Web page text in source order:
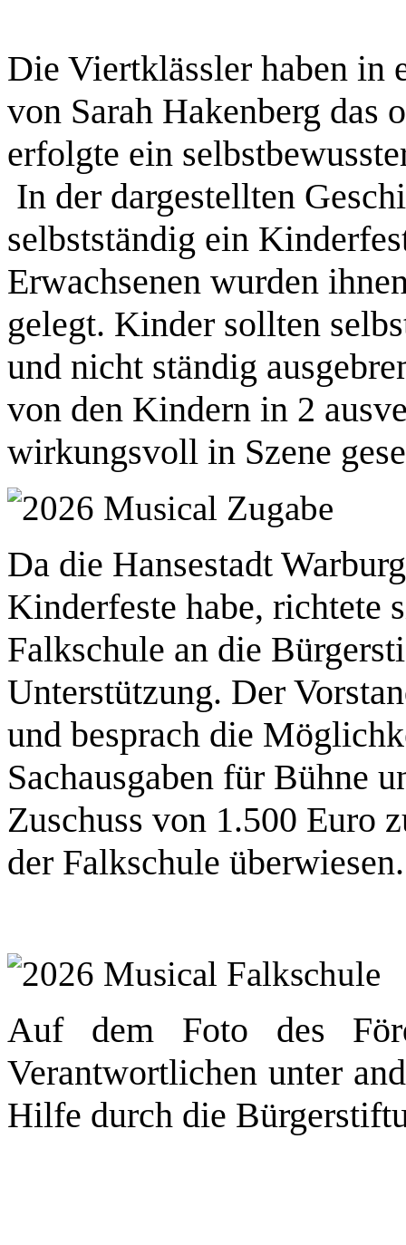
Die Viertklässler haben in
von Sarah Hakenberg das
erfolgte ein
In der dargestellten
selbstständig ein
Erwachsenen wurden
gelegt. Kinder sollten
und nicht ständig
von den Kindern in 2
wirkungsvoll in Szene
Da die Hansestadt
Kinderfeste habe, richtete
Falkschule an die
Unterstützung. Der
und besprach die
Sachausgaben für Bühne
Zuschuss von 1.500 Euro
der Falkschule überwiesen.
Auf dem Foto des
Verantwortlichen unter
Hilfe durch die